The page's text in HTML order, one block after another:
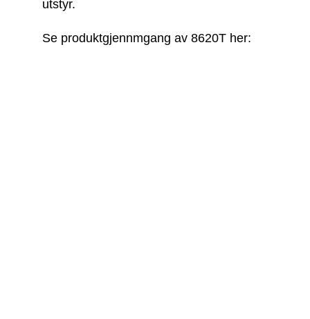
utstyr.
Se produktgjennmgang av 8620T her: